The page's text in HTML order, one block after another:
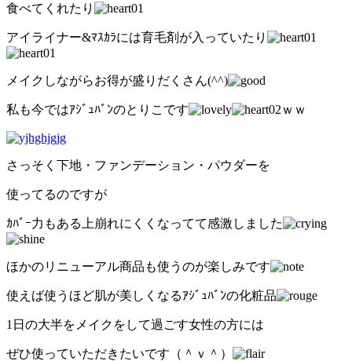
食べてくれたり
アイライナー&ﾏｽｶﾗには育毛剤が入っていたり
メイクしながらお得が盛りだくさん(^^)
私も今ではｱｼﾞｭﾊﾞﾝのとりこです ｗｗ
さっそく下地・ファンデーション・パウダーを
使ってるのですが
ｶﾊﾞｰ力もある上崩れにくくなってて感激しました
ほかのリニューアル商品も使うのが楽しみです
使えば使うほど肌が美しくなるｱｼﾞｭﾊﾞﾝの化粧品
1日の大半をメイクをして過ごす女性の方には
ぜひ使っていただきたいです（＾ｖ＾）